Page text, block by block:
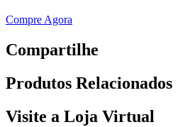
Compre Agora
Compartilhe
Produtos Relacionados
Visite a Loja Virtual